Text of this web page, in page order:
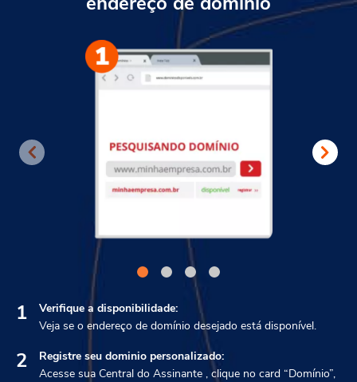
1
Verifique a disponibilidade:
Veja se o endereço de domínio desejado está disponível.
2
Registre seu dominio personalizado:
Acesse sua Central do Assinante , clique no card “Domínio”,